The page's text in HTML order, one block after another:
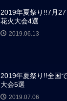
2019年夏祭り!!7月
花火大会4選
2019.06.13
2019年夏祭り!!全国
大会5選
2019.07.06